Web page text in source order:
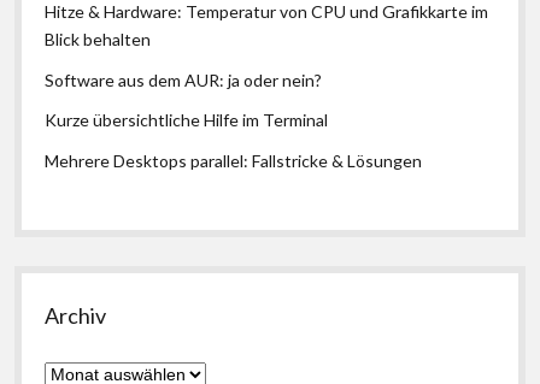
Hitze & Hardware: Temperatur von CPU und Grafikkarte im
Blick behalten
Software aus dem AUR: ja oder nein?
Kurze übersichtliche Hilfe im Terminal
Mehrere Desktops parallel: Fallstricke & Lösungen
Archiv
Archiv